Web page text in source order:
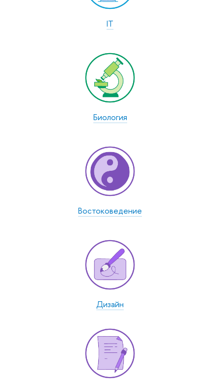
IT
Биология
Востоко­ведение
Дизайн